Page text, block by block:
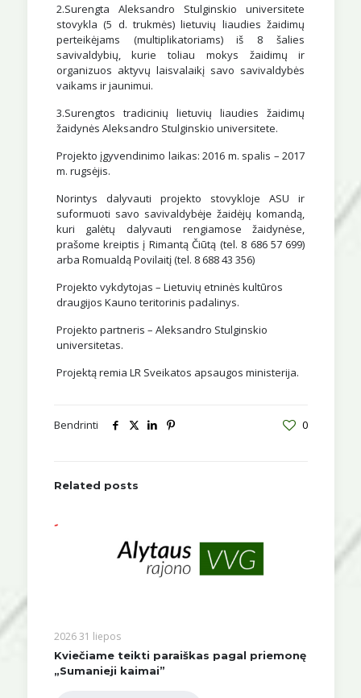
2.Surengta Aleksandro Stulginskio universitete
stovykla (5 d. trukmės) lietuvių liaudies žaidimų
perteikėjams (multiplikatoriams) iš 8 šalies
savivaldybių, kurie toliau mokys žaidimų ir
organizuos aktyvų laisvalaikį savo savivaldybės
vaikams ir jaunimui.
3.Surengtos tradicinių lietuvių liaudies žaidimų
žaidynės Aleksandro Stulginskio universitete.
Projekto įgyvendinimo laikas: 2016 m. spalis – 2017
m. rugsėjis.
Norintys dalyvauti projekto stovykloje ASU ir
suformuoti savo savivaldybėje žaidėjų komandą,
kuri galėtų dalyvauti rengiamose žaidynėse,
prašome kreiptis į Rimantą Čiūtą (tel. 8 686 57 699)
arba Romualdą Povilaitį (tel. 8 688 43 356)
Projekto vykdytojas – Lietuvių etninės kultūros
draugijos Kauno teritorinis padalinys.
Projekto partneris – Aleksandro Stulginskio
universitetas.
Projektą remia LR Sveikatos apsaugos ministerija.
Bendrinti 0
Related posts
2026 31 liepos
Kviečiame teikti paraiškas pagal priemonę
„Sumanieji kaimai”